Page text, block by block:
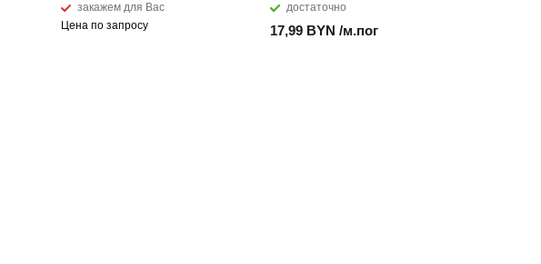
закажем для Вас
Цена по запросу
достаточно
17,99 BYN /м.пог